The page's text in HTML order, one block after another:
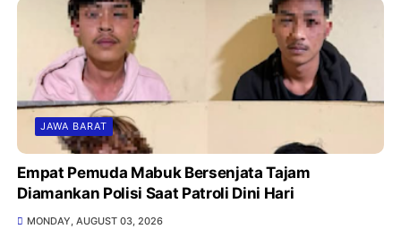
JAWA BARAT
Empat Pemuda Mabuk Bersenjata Tajam
Diamankan Polisi Saat Patroli Dini Hari
MONDAY, AUGUST 03, 2026